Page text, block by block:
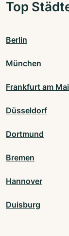
Top
Berlin
München
Frankfurt am
Düsseldorf
Dortmund
Bremen
Hannover
Duisburg